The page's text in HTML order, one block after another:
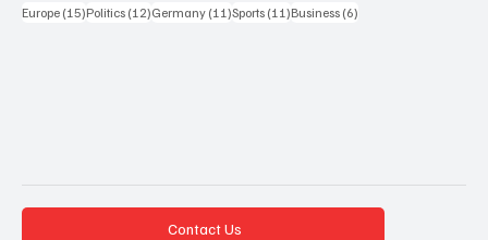
Europe (15)15 Beiträge
Politics (12)12 Beiträge
Germany (11)11 Beiträge
Sports (11)11 Beiträge
Business (6)
Contact Us